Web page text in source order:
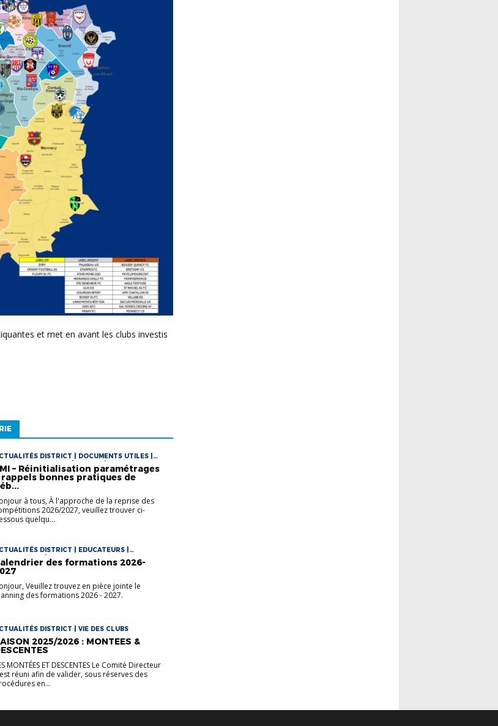
DISTRICT | DOCUMENTS UTILES |
UTILES FÉMININES | DOCUMENTS
FOOT LOISIR | DOCUMENTS UTILES
| VIE DES CLUBS
– Réinitialisation paramétrages
rappels bonnes pratiques de
à tous, À l'approche de la reprise des
2026/2027, veuillez trouver ci-
quelqu...
DISTRICT | EDUCATEURS |
| VIE DES CLUBS
des formations 2026-
Veuillez trouvez en pièce jointe le
des formations 2026 - 2027.
DISTRICT | VIE DES CLUBS
2025/2026 : MONTEES &
MONTÉES ET DESCENTES Le Comité Directeur
réuni afin de valider, sous réserves des
en...